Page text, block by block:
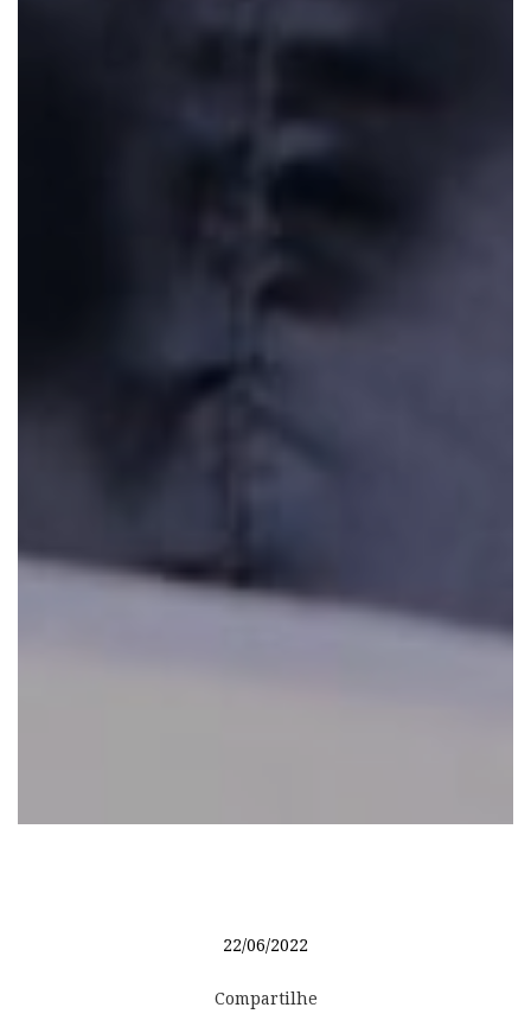
22/06/2022
Compartilhe